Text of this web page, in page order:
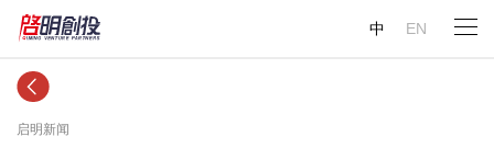
中 EN
启明新闻